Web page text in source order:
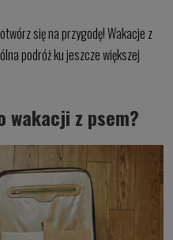
się na przygodę! Wakacje z
podróż ku jeszcze większej
wakacji z psem?